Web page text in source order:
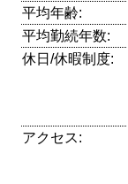
平均年齢:
平均勤続年数:
休日/休暇制度:
アクセス: